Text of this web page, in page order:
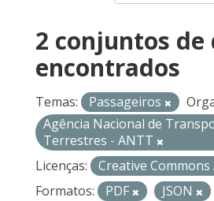
2 conjuntos de
encontrados
Temas: Passageiros
Agência Nacional de
Terrestres - ANTT
Licenças:
Creative
Formatos:
PDF JSON